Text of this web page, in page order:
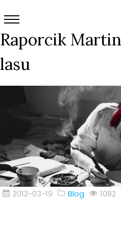
Raporcik
lasu
2012-03-19 Blog 1082